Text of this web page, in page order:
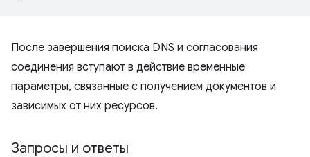
После завершения поиска DNS и согласования
соединения вступают в действие временные
параметры, связанные с получением документов и
зависимых от них ресурсов.
Запросы и ответы